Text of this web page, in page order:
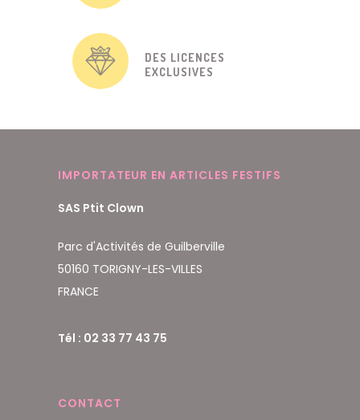
DES LICENCES
EXCLUSIVES
IMPORTATEUR EN ARTICLES FESTIFS
SAS Ptit Clown
Parc d'Activités de Guilberville
50160 TORIGNY-LES-VILLES
FRANCE
Tél : 02 33 77 43 75
CONTACT